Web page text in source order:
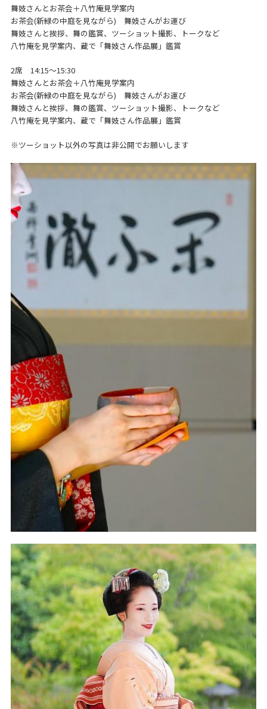
舞妓さんとお茶会＋八竹庵見学案内
お茶会(新緑の中庭を見ながら) 舞妓さんがお運び
舞妓さんと挨拶、舞の鑑賞、ツーショット撮影、トークなど
八竹庵を見学案内、蔵で「舞妓さん作品展」鑑賞
2席 14:15～15:30
舞妓さんとお茶会＋八竹庵見学案内
お茶会(新緑の中庭を見ながら) 舞妓さんがお運び
舞妓さんと挨拶、舞の鑑賞、ツーショット撮影、トークなど
八竹庵を見学案内、蔵で「舞妓さん作品展」鑑賞
※ツーショット以外の写真は非公開でお願いします